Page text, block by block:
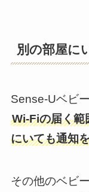
別の部屋に
Sense-Uベビ
Wi-Fiの届く範
にいても通知
その他のベビ